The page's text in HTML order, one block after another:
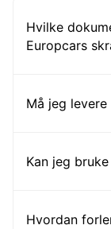
Hvilke
Europcars
Må jeg
Kan jeg
Hvordan